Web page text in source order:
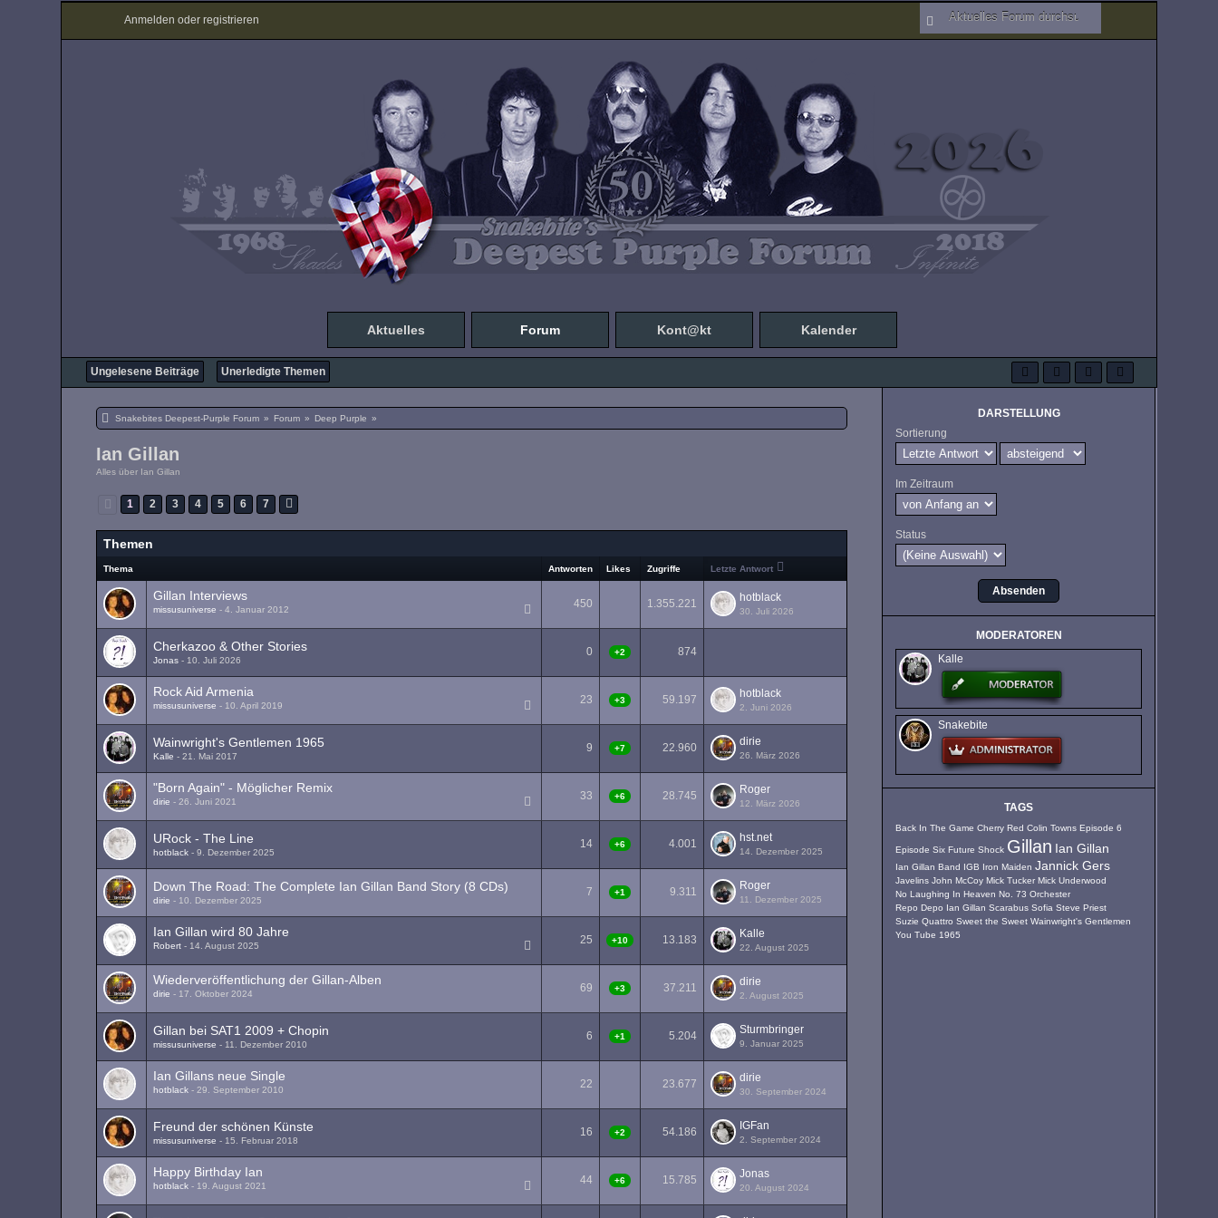
Anmelden oder registrieren
Aktuelles Forum Kont@kt Kalender
Ungelesene Beiträge Unerledigte Themen
Snakebites Deepest-Purple Forum » Forum » Deep Purple »
Ian Gillan
Alles über Ian Gillan
1 2 3 4 5 6 7
Themen
Thema Antworten Likes Zugriffe Letzte Antwort
Gillan Interviews
missusuniverse -4. Januar 2012 450 1.355.221 hotblack
30. Juli 2026
Cherkazoo & Other Stories
Jonas - 10. Juli 2026
0 +2 874
Rock Aid Armenia
missusuniverse - 10. April 2019 23 +3 59.197 hotblack
2. Juni 2026
Wainwright's Gentlemen 1965
Kalle -21. Mai 2017
9 +7 22.960 dirie
26. März 2026
"Born Again" - Möglicher Remix
dirie -26. Juni 2021 33 +6 28.745 Roger
12. März 2026
URock - The Line
hotblack -9. Dezember 2025
14 +6 4.001 hst.net
14. Dezember 2025
Down The Road: The Complete Ian Gillan Band Story (8 CDs)
dirie - 10. Dezember 2025
7 +1 9.311 Roger
11. Dezember 2025
Ian Gillan wird 80 Jahre
Robert - 14. August 2025 25 +10 13.183 Kalle
22. August 2025
Wiederveröffentlichung der Gillan-Alben
dirie - 17. Oktober 2024 69 +3 37.211 dirie
2. August 2025
Gillan bei SAT1 2009 + Chopin
missusuniverse - 11. Dezember 2010
6 +1 5.204 Sturmbringer
9. Januar 2025
Ian Gillans neue Single
hotblack -29. September 2010 22 23.677 dirie
30. September 2024
Freund der schönen Künste
missusuniverse - 15. Februar 2018
16 +2 54.186 IGFan
2. September 2024
Happy Birthday Ian
hotblack - 19. August 2021 44 +6 15.785 Jonas
20. August 2024
DARSTELLUNG
Sortierung
Im Zeitraum
Status
MODERATOREN
Kalle
Snakebite
TAGS
Back In The Game Cherry Red Colin Towns Episode 6
Episode Six Future Shock Gillan Ian Gillan
Ian Gillan Band IGB Iron Maiden Jannick Gers
Javelins John McCoy Mick Tucker Mick Underwood
No Laughing In Heaven No. 73 Orchester
Repo Depo Ian Gillan Scarabus Sofia Steve Priest
Suzie Quattro Sweet the Sweet Wainwright's Gentlemen
You Tube 1965